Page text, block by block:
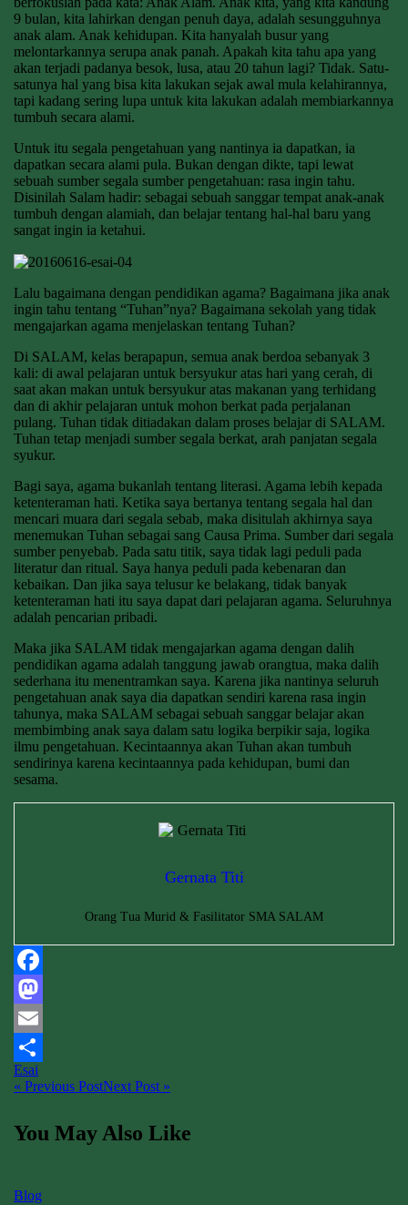
9 bulan, kita lahirkan dengan penuh daya, adalah sesungguhnya
anak alam. Anak kehidupan. Kita hanyalah busur yang
melontarkannya serupa anak panah. Apakah kita tahu apa yang
akan terjadi padanya besok, lusa, atau 20 tahun lagi? Tidak. Satu-
satunya hal yang bisa kita lakukan sejak awal mula kelahirannya,
tapi kadang sering lupa untuk kita lakukan adalah membiarkannya
tumbuh secara alami.
Untuk itu segala pengetahuan yang nantinya ia dapatkan, ia
dapatkan secara alami pula. Bukan dengan dikte, tapi lewat
sebuah sumber segala sumber pengetahuan: rasa ingin tahu.
Disinilah Salam hadir: sebagai sebuah sanggar tempat anak-anak
tumbuh dengan alamiah, dan belajar tentang hal-hal baru yang
sangat ingin ia ketahui.
Lalu bagaimana dengan pendidikan agama? Bagaimana jika anak
ingin tahu tentang “Tuhan”nya? Bagaimana sekolah yang tidak
mengajarkan agama menjelaskan tentang Tuhan?
Di SALAM, kelas berapapun, semua anak berdoa sebanyak 3
kali: di awal pelajaran untuk bersyukur atas hari yang cerah, di
saat akan makan untuk bersyukur atas makanan yang terhidang
dan di akhir pelajaran untuk mohon berkat pada perjalanan
pulang. Tuhan tidak ditiadakan dalam proses belajar di SALAM.
Tuhan tetap menjadi sumber segala berkat, arah panjatan segala
syukur.
Bagi saya, agama bukanlah tentang literasi. Agama lebih kepada
ketenteraman hati. Ketika saya bertanya tentang segala hal dan
mencari muara dari segala sebab, maka disitulah akhirnya saya
menemukan Tuhan sebagai sang Causa Prima. Sumber dari segala
sumber penyebab. Pada satu titik, saya tidak lagi peduli pada
literatur dan ritual. Saya hanya peduli pada kebenaran dan
kebaikan. Dan jika saya telusur ke belakang, tidak banyak
ketenteraman hati itu saya dapat dari pelajaran agama. Seluruhnya
adalah pencarian pribadi.
Maka jika SALAM tidak mengajarkan agama dengan dalih
pendidikan agama adalah tanggung jawab orangtua, maka dalih
sederhana itu menentramkan saya. Karena jika nantinya seluruh
pengetahuan anak saya dia dapatkan sendiri karena rasa ingin
tahunya, maka SALAM sebagai sebuah sanggar belajar akan
membimbing anak saya dalam satu logika berpikir saja, logika
ilmu pengetahuan. Kecintaannya akan Tuhan akan tumbuh
sendirinya karena kecintaannya pada kehidupan, bumi dan
sesama.
Gernata Titi
Orang Tua Murid & Fasilitator SMA SALAM
Facebook
Mastodon
Email
Share
Esai
« Previous PostNext Post »
You May Also Like
Blog